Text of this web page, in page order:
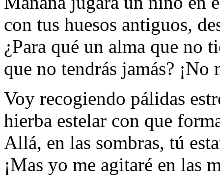
con tus huesos antiguos,
¿Para qué un alma que no
que no tendrás jamás? ¡No
Voy recogiendo pálidas
hierba estelar con que
Allá, en las sombras, tú
¡Mas yo me agitaré en las